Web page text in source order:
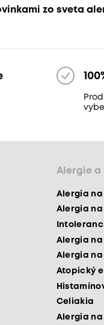
zo sveta
Alergie a
Alergia
Alergia na
Alergia
Alergia na
Atopický
Celiakia
Alergia na